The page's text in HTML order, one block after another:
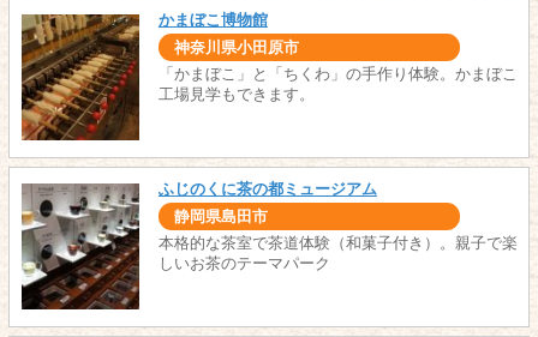
かまぼこ博物館
神奈川県小田原市
「かまぼこ」と「ちくわ」の手作り体験。かまぼこ
工場見学もできます。
ふじのくに茶の都ミュージアム
静岡県島田市
本格的な茶室で茶道体験（和菓子付き）。親子で楽
しいお茶のテーマパーク